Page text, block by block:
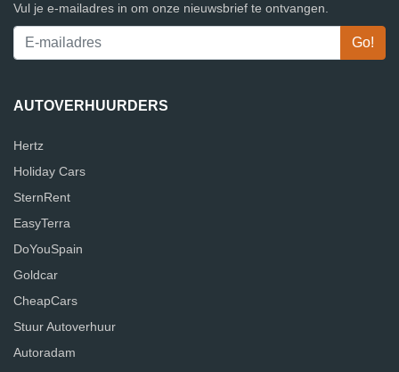
Vul je e-mailadres in om onze nieuwsbrief te ontvangen.
AUTOVERHUURDERS
Hertz
Holiday Cars
SternRent
EasyTerra
DoYouSpain
Goldcar
CheapCars
Stuur Autoverhuur
Autoradam